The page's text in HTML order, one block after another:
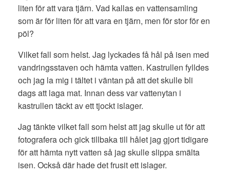
liten för att vara tjärn. Vad kallas en vattensamling
som är för liten för att vara en tjärn, men för stor för en
pöl?
Vilket fall som helst. Jag lyckades få hål på isen med
vandringsstaven och hämta vatten. Kastrullen fylldes
och jag la mig i tältet i väntan på att det skulle bli
dags att laga mat. Innan dess var vattenytan i
kastrullen täckt av ett tjockt islager.
Jag tänkte vilket fall som helst att jag skulle ut för att
fotografera och gick tillbaka till hålet jag gjort tidigare
för att hämta nytt vatten så jag skulle slippa smälta
isen. Också där hade det frusit ett islager.